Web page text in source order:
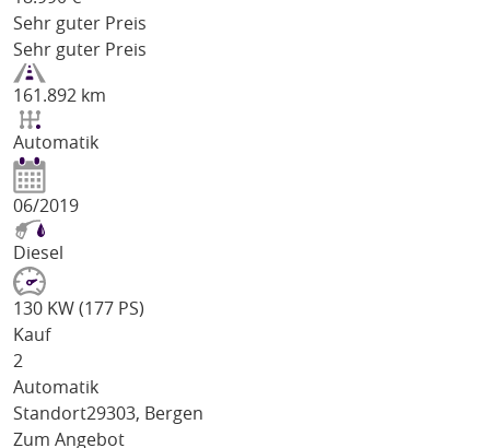
Sehr guter Preis
Sehr guter Preis
161.892 km
Automatik
06/2019
Diesel
130 KW (177 PS)
Kauf
2
Automatik
Standort29303, Bergen
Zum Angebot